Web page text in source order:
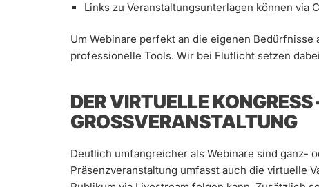
Links zu Veranstaltungsunterlagen können via
Um Webinare perfekt an die eigenen
professionelle Tools. Wir bei Flutlicht setzen
DER VIRTUELLE KONGRESS
GROSSVERANSTALTUNG
Deutlich umfangreicher als Webinare sind ganz-
Präsenzveranstaltung umfasst auch die virtuelle